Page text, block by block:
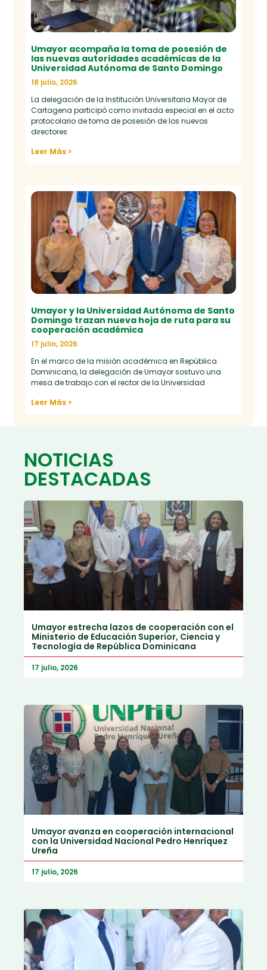
Umayor acompaña la toma de posesión de
las nuevas autoridades académicas de la
Universidad Autónoma de Santo Domingo
18 julio, 2026
La delegación de la Institución Universitaria Mayor de
Cartagena participó como invitada especial en el acto
protocolario de toma de posesión de los nuevos
directores
Leer Más >
Umayor y la Universidad Autónoma de Santo
Domingo trazan nueva hoja de ruta para su
cooperación académica
17 julio, 2026
En el marco de la misión académica en República
Dominicana, la delegación de Umayor sostuvo una
mesa de trabajo con el rector de la Universidad
Leer Más >
NOTICIAS
DESTACADAS
Umayor estrecha lazos de cooperación con el
Ministerio de Educación Superior, Ciencia y
Tecnología de República Dominicana
17 julio, 2026
Umayor avanza en cooperación internacional
con la Universidad Nacional Pedro Henríquez
Ureña
17 julio, 2026